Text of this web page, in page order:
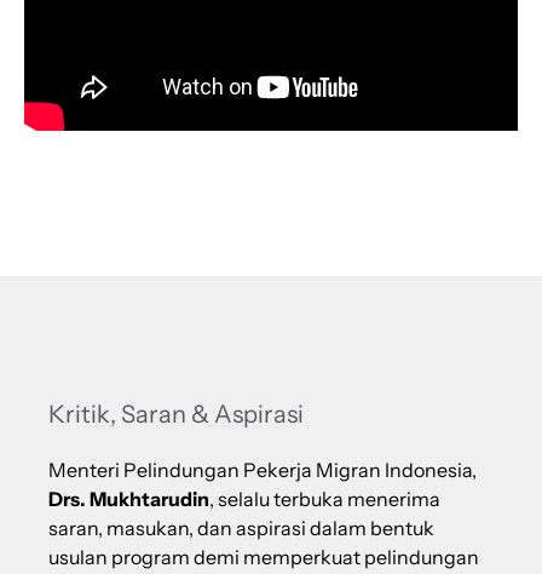
Kritik, Saran & Aspirasi
Menteri Pelindungan Pekerja Migran Indonesia,
Drs. Mukhtarudin, selalu terbuka menerima
saran, masukan, dan aspirasi dalam bentuk
usulan program demi memperkuat pelindungan